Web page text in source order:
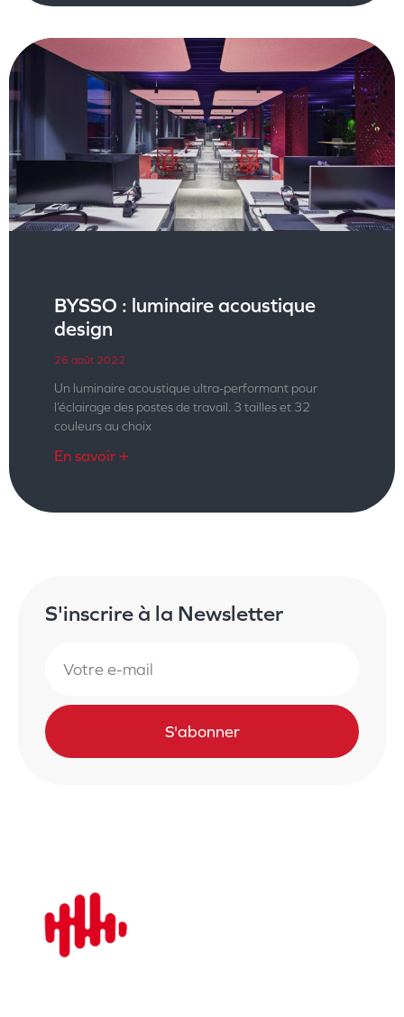
BYSSO : luminaire acoustique
design
26 août 2022
Un luminaire acoustique ultra-performant pour
l’éclairage des postes de travail. 3 tailles et 32
couleurs au choix
En savoir +
S'inscrire à la Newsletter
S'abonner